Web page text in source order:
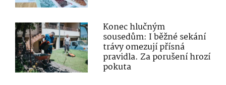
Konec hlučným
sousedům: I běžné sekání
trávy omezují přísná
pravidla. Za porušení hrozí
pokuta